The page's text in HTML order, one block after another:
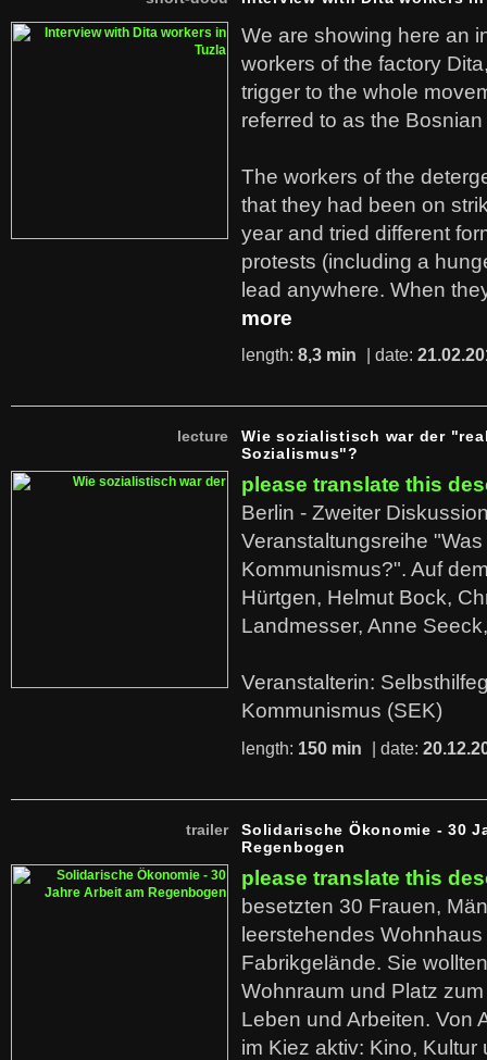
We are showing here an
workers of the factory
trigger to the whole
referred to as the
The workers of the
that they had been on
year and tried different
protests (including a
lead anywhere. When
more
length: 8,3 min | date:
lecture
Wie sozialistisch war der
Sozialismus"?
please translate this
Berlin - Zweiter
Veranstaltungsreihe "Was
Kommunismus?". Auf
Hürtgen, Helmut Bock,
Landmesser, Anne
Veranstalterin:
Kommunismus (SEK)
length: 150 min | date:
trailer
Solidarische Ökonomie - 30
Regenbogen
please translate this
besetzten 30 Frauen,
leerstehendes
Fabrikgelände. Sie
Wohnraum und Platz
Leben und Arbeiten. Von
im Kiez aktiv: Kino,